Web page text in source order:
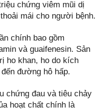
chứng viêm mũi dị
mái cho người bệnh.
chính bao gồm
và guaifenesin. Sản
ho khan, ho do kích
đường hô hấp.
chứng đau và tiêu chảy
hoạt chất chính là